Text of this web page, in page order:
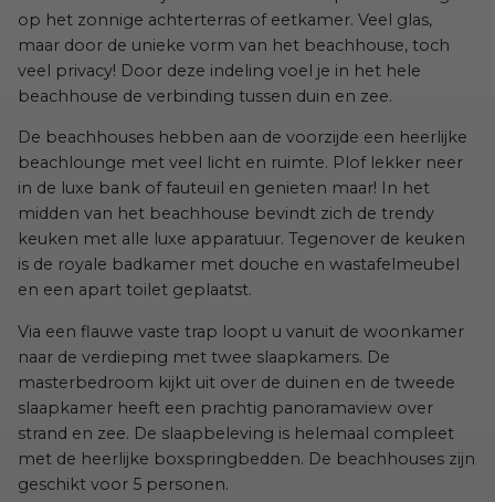
op het zonnige achterterras of eetkamer. Veel glas,
maar door de unieke vorm van het beachhouse, toch
veel privacy! Door deze indeling voel je in het hele
beachhouse de verbinding tussen duin en zee.
De beachhouses hebben aan de voorzijde een heerlijke
beachlounge met veel licht en ruimte. Plof lekker neer
in de luxe bank of fauteuil en genieten maar! In het
midden van het beachhouse bevindt zich de trendy
keuken met alle luxe apparatuur. Tegenover de keuken
is de royale badkamer met douche en wastafelmeubel
en een apart toilet geplaatst.
Via een flauwe vaste trap loopt u vanuit de woonkamer
naar de verdieping met twee slaapkamers. De
masterbedroom kijkt uit over de duinen en de tweede
slaapkamer heeft een prachtig panoramaview over
strand en zee. De slaapbeleving is helemaal compleet
met de heerlijke boxspringbedden. De beachhouses zijn
geschikt voor 5 personen.